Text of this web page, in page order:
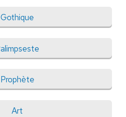
Gothique
Prophète
Art